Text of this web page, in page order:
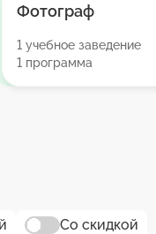
Фотограф
1 учебное заведение
1 программа
Со скидкой